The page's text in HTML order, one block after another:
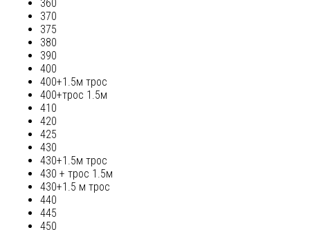
360
370
375
380
390
400
400+1.5м трос
400+трос 1.5м
410
420
425
430
430+1.5м трос
430 + трос 1.5м
430+1.5 м трос
440
445
450